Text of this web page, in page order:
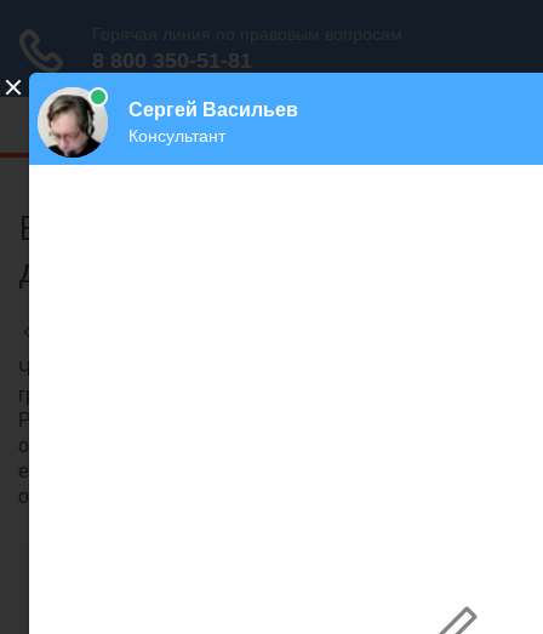
Если не дают отпуск что
делать
Что делать, если работодатель не отпускает в отпуск по
графику? Как уйти, если не дают законный отдых?.
Работодатель не дает ежегодный основной
оплачиваемый отпуск? Имеет ли он на это право, как
его переубедить и каков порядок предоставления
отпусков – ответы в статье.